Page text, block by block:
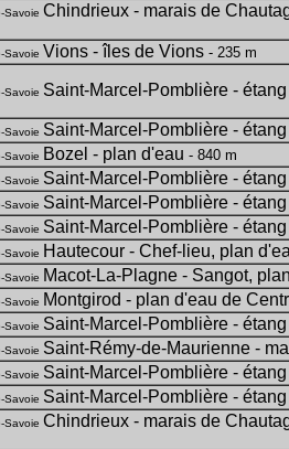
Savoie Chindrieux - marais de
Savoie Vions - îles de Vions - 235 m
Savoie Saint-Marcel-Pomblière -
Savoie Saint-Marcel-Pomblière -
Savoie Bozel - plan d'eau - 840 m
Savoie Saint-Marcel-Pomblière -
Savoie Saint-Marcel-Pomblière -
Savoie Saint-Marcel-Pomblière -
Savoie Hautecour - Chef-lieu, plan
Savoie Macot-La-Plagne - Sangot,
Savoie Montgirod - plan d'eau de
Savoie Saint-Marcel-Pomblière -
Savoie Saint-Rémy-de-Maurienne -
Savoie Saint-Marcel-Pomblière -
Savoie Saint-Marcel-Pomblière -
Savoie Chindrieux - marais de